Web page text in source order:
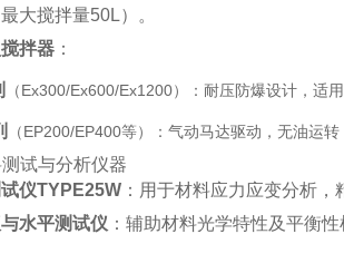
大搅拌量50L）‌。
拌器 ‌：
（Ex300/Ex600/Ex1200）：耐压防爆设计，适
（EP200/EP400等）：气动马达驱动，无油运
试与分析仪器
仪TYPE25W ：用于材料应力应变分析，
水平测试仪 ：辅助材料光学特性及平衡性